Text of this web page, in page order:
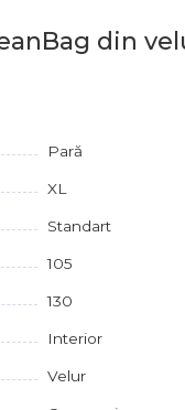
din
Pară
XL
Standart
105
130
Interior
Velur